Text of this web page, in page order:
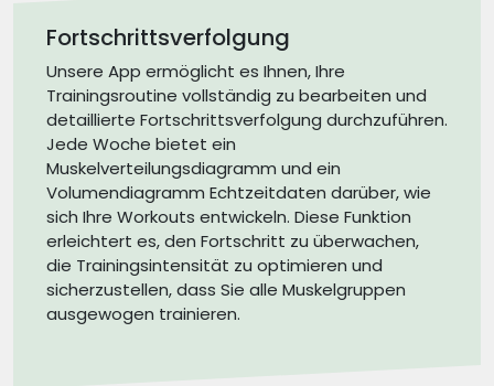
Fortschrittsverfolgung
Unsere App ermöglicht es Ihnen, Ihre
Trainingsroutine vollständig zu bearbeiten und
detaillierte Fortschrittsverfolgung durchzuführen.
Jede Woche bietet ein
Muskelverteilungsdiagramm und ein
Volumendiagramm Echtzeitdaten darüber, wie
sich Ihre Workouts entwickeln. Diese Funktion
erleichtert es, den Fortschritt zu überwachen,
die Trainingsintensität zu optimieren und
sicherzustellen, dass Sie alle Muskelgruppen
ausgewogen trainieren.